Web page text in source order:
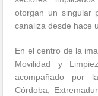
otorgan un singular
canaliza desde hace
En el centro de la
Movilidad y
acompañado por
Córdoba,